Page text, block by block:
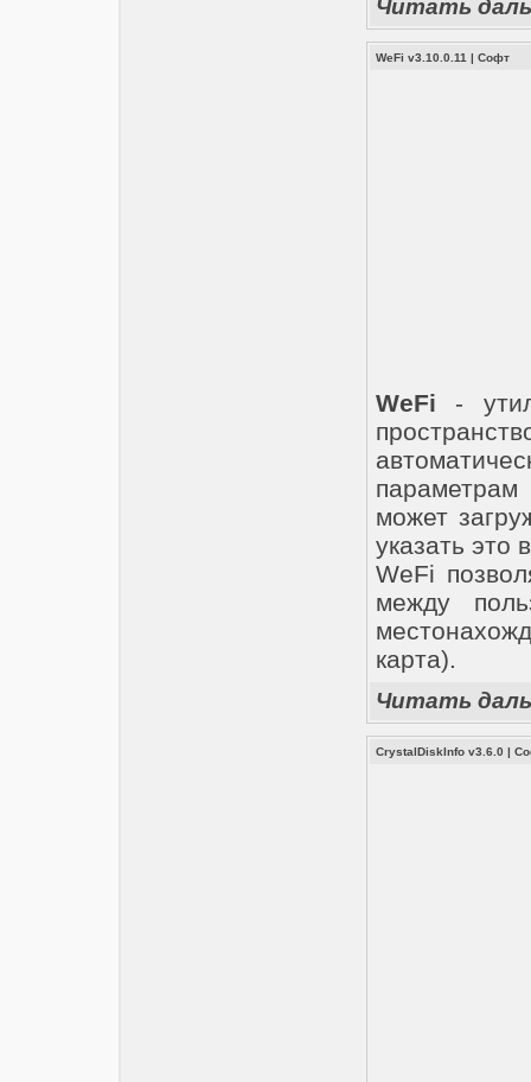
Читать
WeFi v3.10.0.11 | Софт
WeFi -
может
указать это
WeFi
между
карта).
Читать
CrystalDiskInfo v3.6.0 |